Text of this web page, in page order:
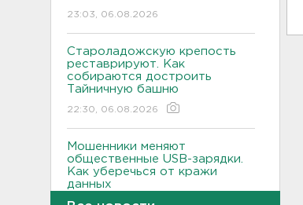
23:03, 06.08.2026
Староладожскую крепость
реставрируют. Как
собираются достроить
Тайничную башню
22:30, 06.08.2026
Мошенники меняют
общественные USB-зарядки.
Как уберечься от кражи
данных